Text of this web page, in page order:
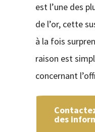
est l’une des
de l’or, cette
à la fois
raison est
concernant
des